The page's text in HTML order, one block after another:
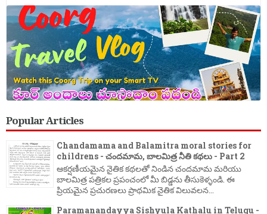
Popular Articles
Chandamama and Balamitra moral stories for
childrens - చందమామ, బాలమిత్ర నీతి కథలు - Part 2
ఆకర్షణీయమైన నైతిక కథలతో నిండిన చందమామ మరియు
బాలమిత్ర పత్రికల ప్రపంచంలో మీ బిడ్డను తీసుకెళ్ళండి. ఈ
ప్రియమైన ప్రచురణలు ప్రాథమిక నైతిక విలువలన...
Paramanandayya Sishyula Kathalu in Telugu -